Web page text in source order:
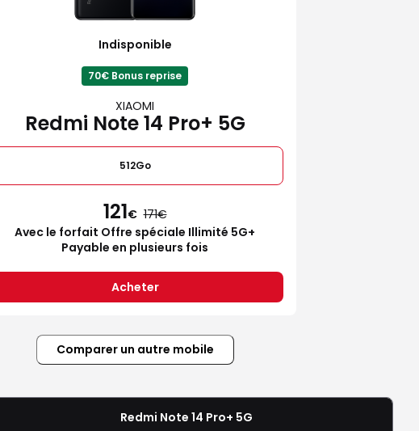
Indisponible
70€ Bonus reprise
XIAOMI
Redmi Note 14 Pro+ 5G
512Go
121€ 171
Avec le forfait Offre spéciale Illimité 5G+
Payable en plusieurs fois
Acheter
Comparer un autre mobile
Redmi Note 14 Pro+ 5G